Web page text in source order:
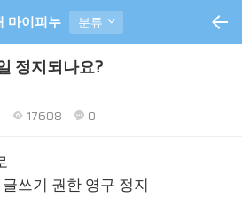
마이피누 분류
정지되나요?
17608 0
쓰기 권한 영구 정지